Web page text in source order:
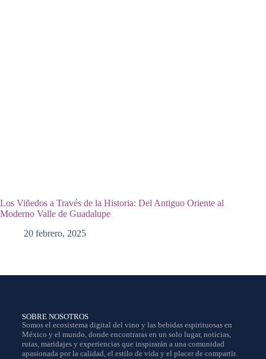
Los Viñedos a Través de la Historia: Del Antiguo Oriente al
Moderno Valle de Guadalupe
20 febrero, 2025
SOBRE NOSOTROS
Somos el ecosistema digital del vino y las bebidas espirituosas en
México y el mundo, donde encontraras en un solo lugar, noticias,
rutas, maridajes y experiencias que inspirarán a una comunidad
apasionada por la calidad, el estilo de vida y el placer de compartir.